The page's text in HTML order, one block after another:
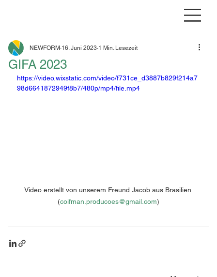
GIFA 2023
NEWFORM 16. Juni 2023 1 Min. Lesezeit
https://video.wixstatic.com/video/f731ce_d3887b829f214a7
98d6641872949f8b7/480p/mp4/file.mp4
Video erstellt von unserem Freund Jacob aus Brasilien
(coifman.producoes@gmail.com)